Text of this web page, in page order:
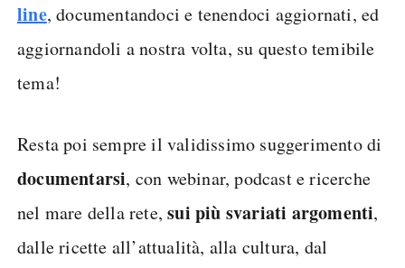
line, documentandoci e tenendoci aggiornati, ed
aggiornandoli a nostra volta, su questo temibile
tema!
Resta poi sempre il validissimo suggerimento di
documentarsi, con webinar, podcast e ricerche
nel mare della rete,sui più svariati argomenti,
dalle ricette all’attualità, alla cultura, dal